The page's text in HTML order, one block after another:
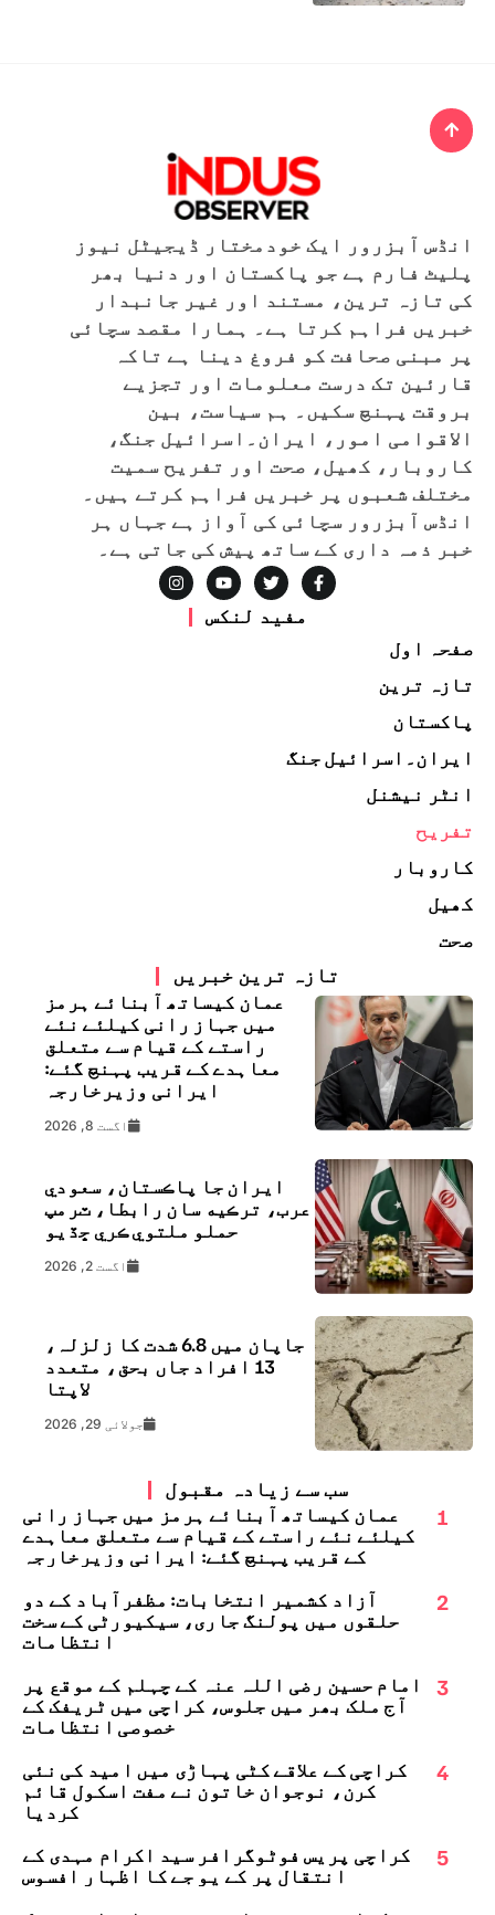
انڈس آبزرور ایک خودمختار ڈیجیٹل نیوز
پلیٹ فارم ہے جو پاکستان اور دنیا بھر
کی تازہ ترین، مستند اور غیر جانبدار
خبریں فراہم کرتا ہے۔ ہمارا مقصد سچائی
پر مبنی صحافت کو فروغ دینا ہے تاکہ
قارئین تک درست معلومات اور تجزیے
بروقت پہنچ سکیں۔ ہم سیاست، بین
الاقوامی امور، ایران۔اسرائیل جنگ،
کاروبار، کھیل، صحت اور تفریح سمیت
مختلف شعبوں پر خبریں فراہم کرتے ہیں۔
انڈس آبزرور سچائی کی آواز ہے جہاں ہر
خبر ذمہ داری کے ساتھ پیش کی جاتی ہے۔
مفید لنکس
صفحہ اول
تازہ ترین
پاکستان
ایران۔اسرائیل جنگ
انٹر نیشنل
تفریح
کاروبار
کھیل
صحت
تازہ ترین خبریں
عمان کیساتھ آبنائے ہرمز
میں جہاز رانی کیلئے نئے
راستے کے قیام سے متعلق
معاہدے کے قریب پہنچ گئے:
ایرانی وزیرخارجہ
اگست 8, 2026
ايران جا پاڪستان، سعودي
عرب، ترڪيه سان رابطا، ٽرمپ
حملو ملتوي ڪري ڇڏيو
اگست 2, 2026
جاپان میں 6.8 شدت کا زلزلہ،
13 افراد جاں بحق، متعدد
لاپتا
جولائی 29, 2026
سب سے زیادہ مقبول
1
عمان کیساتھ آبنائے ہرمز میں جہاز رانی
کیلئے نئے راستے کے قیام سے متعلق معاہدے
کے قریب پہنچ گئے: ایرانی وزیرخارجہ
2
آزاد کشمیر انتخابات: مظفرآباد کے دو
حلقوں میں پولنگ جاری، سیکیورٹی کے سخت
انتظامات
3
امام حسین رضی اللہ عنہ کے چہلم کے موقع پر
آج ملک بھر میں جلوس، کراچی میں ٹریفک کے
خصوصی انتظامات
4
کراچی کے علاقے کٹی پہاڑی میں امید کی نئی
کرن، نوجوان خاتون نے مفت اسکول قائم
کردیا
5
کراچی پریس فوٹوگرافر سید اکرام مہدی کے
انتقال پر کے یو جے کا اظہارِ افسوس